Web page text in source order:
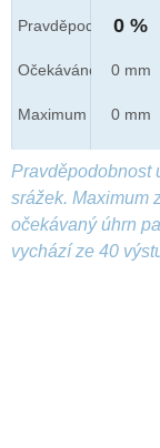
Pravděpod.
Očekáváno
Maximum
0 %
0 mm
0 mm
Pravděpodobnost
srážek. Maximum
očekávaný úhrn
vychází ze 40